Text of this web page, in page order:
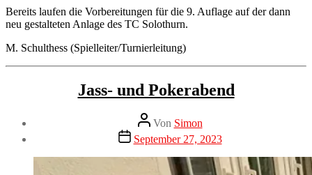
Bereits laufen die Vorbereitungen für die 9. Auflage auf der dann
neu gestalteten Anlage des TC Solothurn.
M. Schulthess (Spielleiter/Turnierleitung)
Jass- und Pokerabend
Beitragsautor
Von Simon
Veröffentlichungsdatum
September 27, 2023